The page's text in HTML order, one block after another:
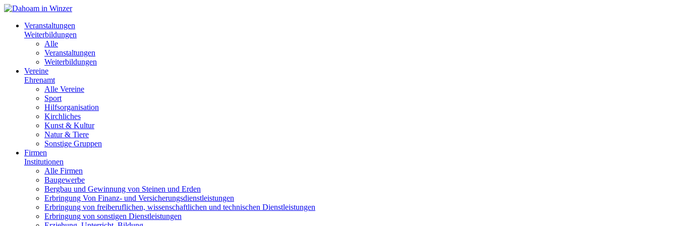
Veranstaltungen
Weiterbildungen
Alle
Veranstaltungen
Weiterbildungen
Vereine
Ehrenamt
Alle Vereine
Sport
Hilfsorganisation
Kirchliches
Kunst & Kultur
Natur & Tiere
Sonstige Gruppen
Firmen
Institutionen
Alle Firmen
Baugewerbe
Bergbau und Gewinnung von Steinen und Erden
Erbringung Von Finanz- und Versicherungsdienstleistungen
Erbringung von freiberuflichen, wissenschaftlichen und technischen Dienstleistungen
Erbringung von sonstigen Dienstleistungen